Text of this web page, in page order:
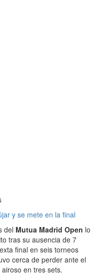
y se mete en la final
del Mutua Madrid Open lo
tras su ausencia de 7
final en seis torneos
cerca de perder ante el
en tres sets.